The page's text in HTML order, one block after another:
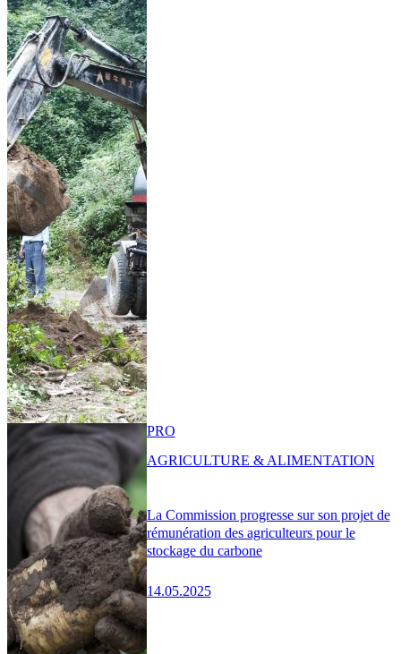
La Commission progresse sur son projet de
rémunération des agriculteurs pour le
stockage du carbone
14.05.2025
PRO
AGRICULTURE & ALIMENTATION